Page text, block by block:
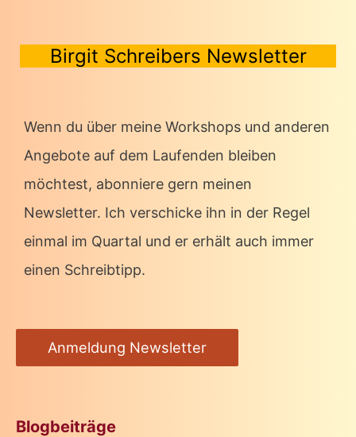
Birgit Schreibers Newsletter
Wenn du über meine Workshops und anderen
Angebote auf dem Laufenden bleiben
möchtest, abonniere gern meinen
Newsletter. Ich verschicke ihn in der Regel
einmal im Quartal und er erhält auch immer
einen Schreibtipp.
Anmeldung Newsletter
Blogbeiträge